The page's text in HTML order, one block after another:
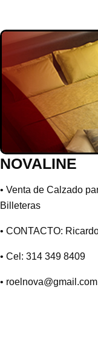
NOVALINE
• Venta de Calzado
Billeteras
• CONTACTO:
• Cel: 314 349 8409
• roelnova@gmail.com